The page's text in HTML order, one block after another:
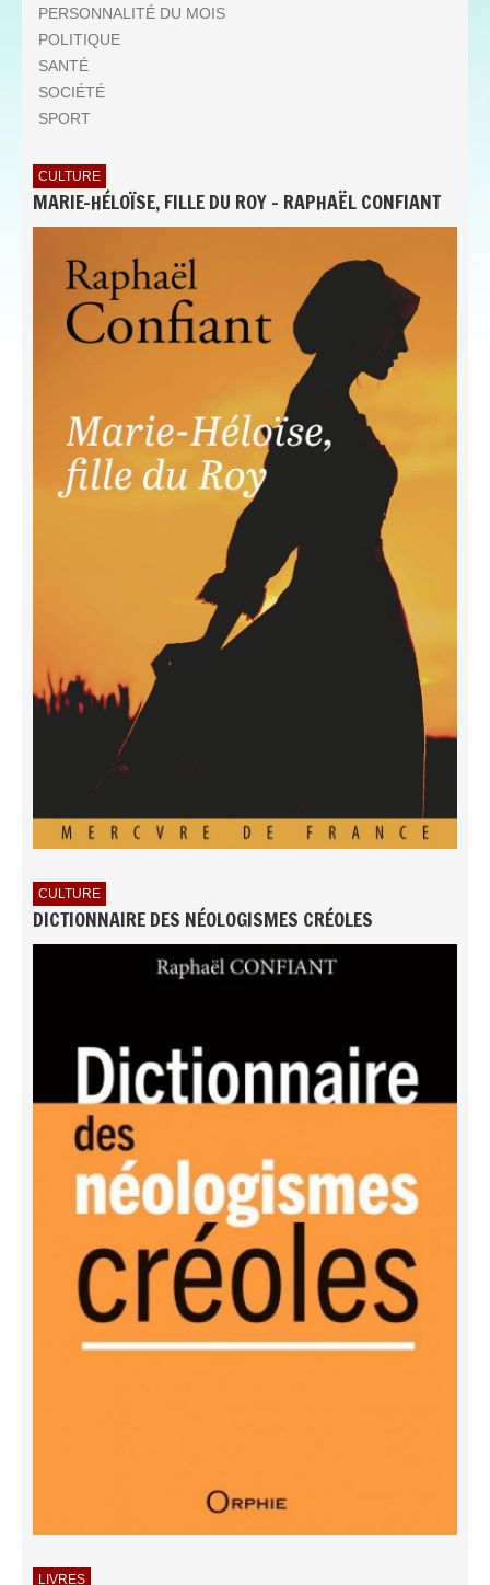
PERSONNALITÉ DU MOIS
POLITIQUE
SANTÉ
SOCIÉTÉ
SPORT
CULTURE
MARIE-HÉLOÏSE, FILLE DU ROY - RAPHAËL CONFIANT
CULTURE
DICTIONNAIRE DES NÉOLOGISMES CRÉOLES
LIVRES